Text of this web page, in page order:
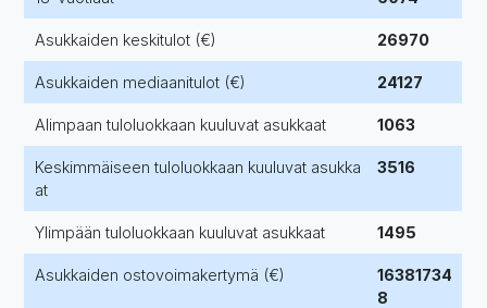
Asukkaiden keskitulot (€) 26970
Asukkaiden mediaanitulot (€) 24127
Alimpaan tuloluokkaan kuuluvat asukkaat 1063
Keskimmäiseen tuloluokkaan kuuluvat asukka
at
3516
Ylimpään tuloluokkaan kuuluvat asukkaat 1495
Asukkaiden ostovoimakertymä (€)
16381734
8